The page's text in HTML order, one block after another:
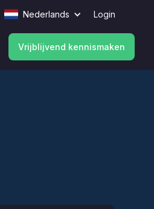
Nederlands Login
Vrijblijvend kennismaken
Vrijblijvend kennismaken